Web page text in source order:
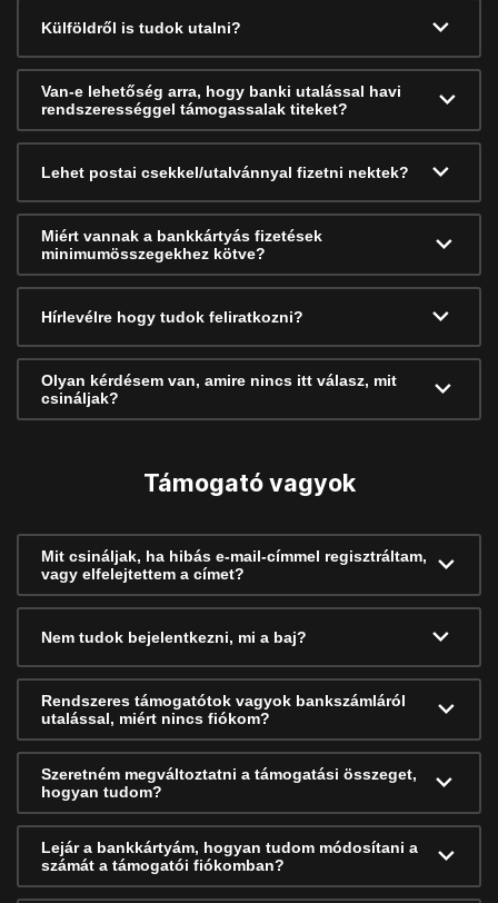
Külföldről is tudok utalni?
Van-e lehetőség arra, hogy banki utalással havi
rendszerességgel támogassalak titeket?
Lehet postai csekkel/utalvánnyal fizetni nektek?
Miért vannak a bankkártyás fizetések
minimumösszegekhez kötve?
Hírlevélre hogy tudok feliratkozni?
Olyan kérdésem van, amire nincs itt válasz, mit
csináljak?
Támogató vagyok
Mit csináljak, ha hibás e-mail-címmel regisztráltam,
vagy elfelejtettem a címet?
Nem tudok bejelentkezni, mi a baj?
Rendszeres támogatótok vagyok bankszámláról
utalással, miért nincs fiókom?
Szeretném megváltoztatni a támogatási összeget,
hogyan tudom?
Lejár a bankkártyám, hogyan tudom módosítani a
számát a támogatói fiókomban?